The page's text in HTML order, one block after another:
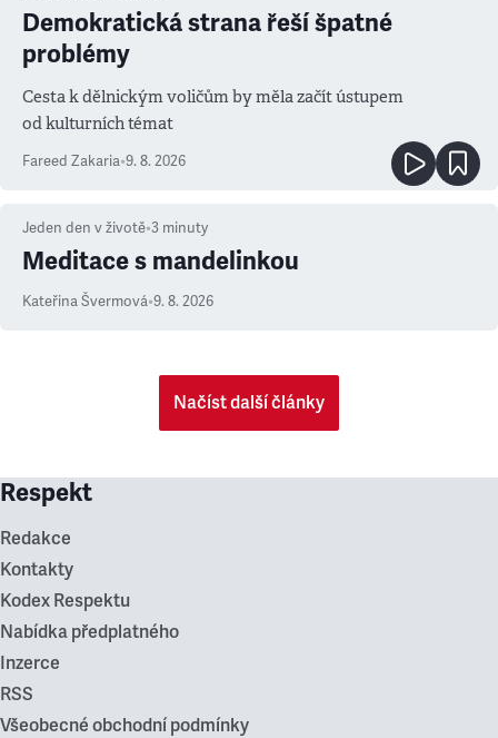
Demokratická strana řeší špatné
problémy
Cesta k dělnickým voličům by měla začít ústupem
od kulturních témat
Fareed Zakaria•9. 8. 2026
Jeden den v životě•3 minuty
Meditace s mandelinkou
Kateřina Švermová•9. 8. 2026
Načíst další články
Respekt
Redakce
Kontakty
Kodex Respektu
Nabídka předplatného
Inzerce
RSS
Všeobecné obchodní podmínky